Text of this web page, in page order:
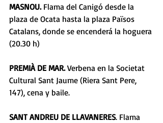
MASNOU. Flama del Canigó desde la
plaza de Ocata hasta la plaza Països
Catalans, donde se encenderá la hoguera
(20.30 h)
PREMIÀ DE MAR. Verbena en la Societat
Cultural Sant Jaume (Riera Sant Pere,
147), cena y baile.
SANT ANDREU DE LLAVANERES. Flama